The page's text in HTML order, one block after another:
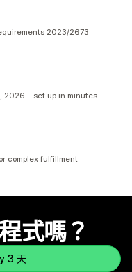
2023/2673
2026 – set up in minutes.
complex fulfillment
式嗎？
3 天